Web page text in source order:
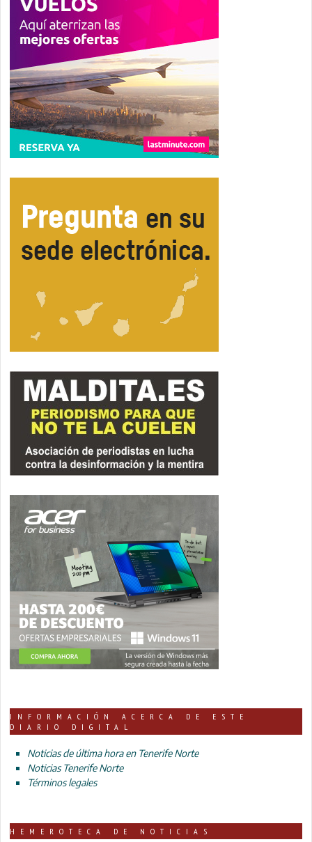
INFORMACIÓN ACERCA DE ESTE
DIARIO DIGITAL
Noticias de última hora en Tenerife Norte
Noticias Tenerife Norte
Términos legales
HEMEROTECA DE NOTICIAS